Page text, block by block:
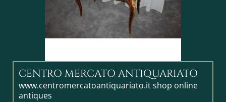
CENTRO MERCATO ANTIQUARIATO
www.centromercatoantiquariato.it shop online
antiques